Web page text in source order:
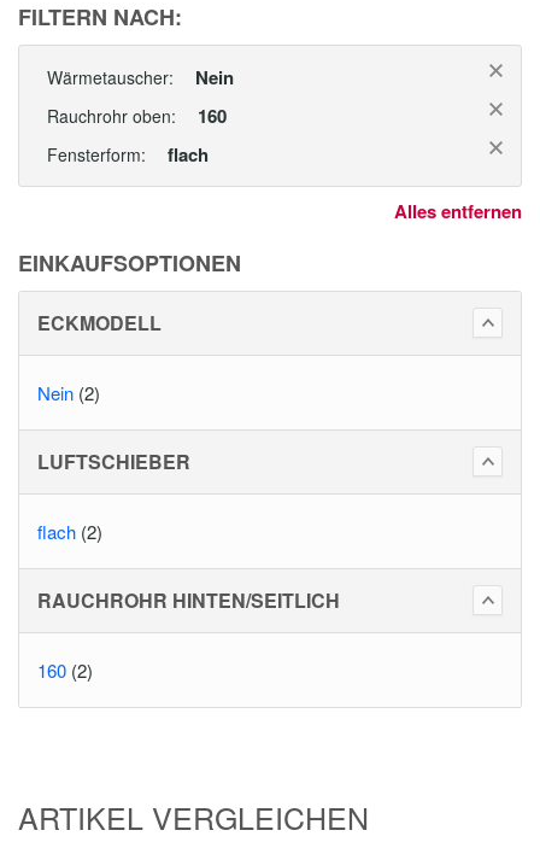
FILTERN NACH:
Wärmetauscher: Nein
Rauchrohr oben: 160
Fensterform: flach
Alles entfernen
EINKAUFSOPTIONEN
ECKMODELL
Nein (2)
LUFTSCHIEBER
flach (2)
RAUCHROHR HINTEN/SEITLICH
160 (2)
ARTIKEL VERGLEICHEN